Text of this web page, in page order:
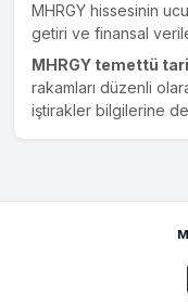
MHRGY hissesinin
getiri ve finansal
MHRGY temettü
rakamları düzenli
iştirakler bilgilerine